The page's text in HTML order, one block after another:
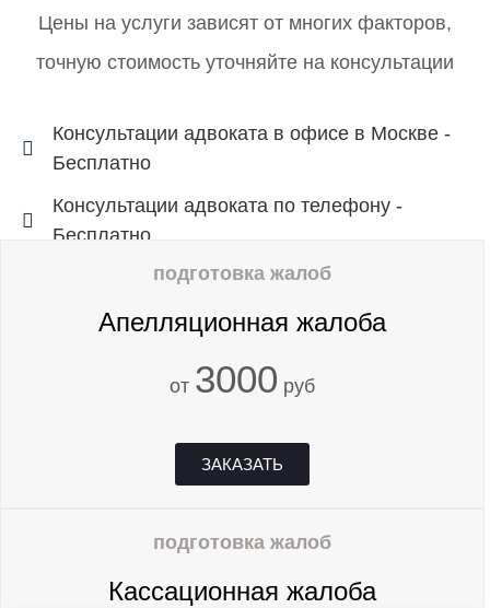
Цены на услуги зависят от многих факторов,
точную стоимость уточняйте на консультации​
Консультации адвоката в офисе в Москве -
Бесплатно
Консультации адвоката по телефону -
Бесплатно
подготовка жалоб
Апелляционная жалоба
от 3000 руб
ЗАКАЗАТЬ
подготовка жалоб
Кассационная жалоба